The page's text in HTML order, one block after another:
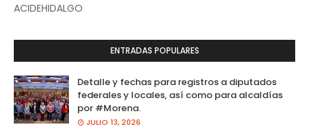
ACIDEHIDALGO
ENTRADAS POPULARES
Detalle y fechas para registros a diputados
federales y locales, así como para alcaldías
por #Morena.
JULIO 13, 2026